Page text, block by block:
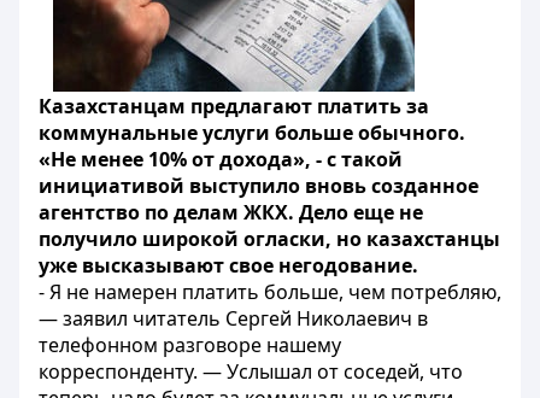
Казахстанцам предлагают платить за
коммунальные услуги больше обычного.
«Не менее 10% от дохода», - с такой
инициативой выступило вновь созданное
агентство по делам ЖКХ. Дело еще не
получило широкой огласки, но казахстанцы
уже высказывают свое негодование.
- Я не намерен платить больше, чем потребляю,
— заявил читатель Сергей Николаевич в
телефонном разговоре нашему
корреспонденту. — Услышал от соседей, что